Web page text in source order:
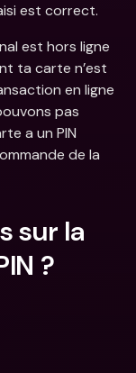
est correct.
est hors ligne
ta carte n’est
en ligne
pas
a un PIN
de la
sur la
?